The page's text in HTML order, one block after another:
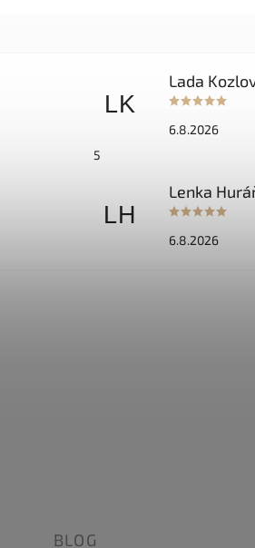
LK
Lada
6.8.2026
5
LH
Lenka
6.8.2026
BLOG